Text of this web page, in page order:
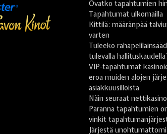
Ovatko tapahtumien
Tapahtumat ulkomailla
Kittilä: määränpää
varten
Tuleeko
tulevalla
VIP-tapahtumat
eroa muiden alojen
asiakkuusilloista
Näin seuraat
Paranna tapahtumien
vinkit
Järjestä